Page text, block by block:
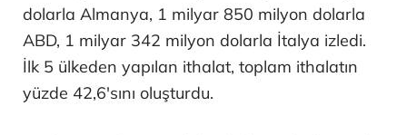
dolarla Almanya, 1 milyar 850 milyon dolarla
ABD, 1 milyar 342 milyon dolarla İtalya izledi.
İlk 5 ülkeden yapılan ithalat, toplam ithalatın
yüzde 42,6'sını oluşturdu.